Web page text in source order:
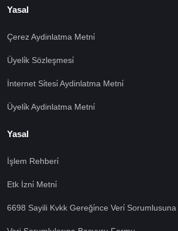
Yasal
Çerez Aydinlatma Metni̇
Üyeli̇k Sözleşmesi̇
İnternet Si̇tesi̇ Aydinlatma Metni̇
Üyeli̇k Aydinlatma Metni̇
Yasal
İşlem Rehberi̇
Etk İzni̇ Metni̇
6698 Sayili Kvkk Gereği̇nce Veri̇
şekilde çerezler kullanmaktayız.